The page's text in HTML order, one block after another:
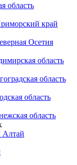
область
край
Осетия
область
область
область
область
Алтай